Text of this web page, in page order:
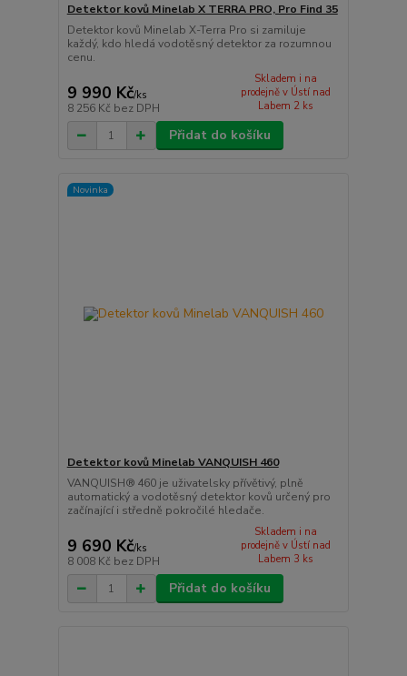
Detektor kovů Minelab X TERRA PRO, Pro Find 35
Detektor kovů Minelab X-Terra Pro si zamiluje
každý, kdo hledá vodotěsný detektor za rozumnou
cenu.
9 990 Kč/ks
8 256 Kč bez DPH
Skladem i na
prodejně v Ústí nad
Labem 2 ks
Přidat do košíku
Novinka
Detektor kovů Minelab VANQUISH 460
VANQUISH® 460 je uživatelsky přívětivý, plně
automatický a vodotěsný detektor kovů určený pro
začínající i středně pokročilé hledače.
9 690 Kč/ks
8 008 Kč bez DPH
Skladem i na
prodejně v Ústí nad
Labem 3 ks
Přidat do košíku